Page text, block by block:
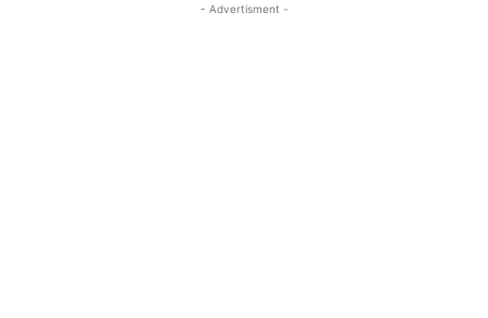
- Advertisment -